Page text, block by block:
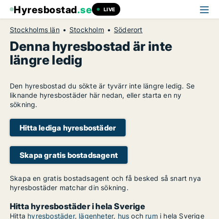
Hyresbostad.se LIVE
Stockholms län Stockholm Söderort
Denna hyresbostad är inte
längre ledig
Den hyresbostad du sökte är tyvärr inte längre ledig. Se
liknande hyresbostäder här nedan, eller starta en ny
sökning.
Hitta lediga hyresbostäder
Skapa gratis bostadsagent
Skapa en gratis bostadsagent och få besked så snart nya
hyresbostäder matchar din sökning.
Hitta hyresbostäder i hela Sverige
Hitta hyresbostäder, lägenheter, hus och rum i hela Sverige